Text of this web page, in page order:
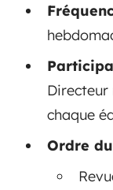
chaque
Ordre